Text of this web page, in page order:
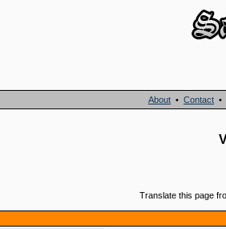
About • Contact •
Translate this page